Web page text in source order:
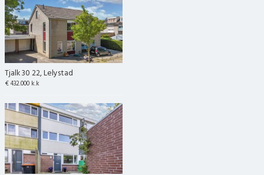
Tjalk 30 22, Lelystad
€ 432.000 k.k